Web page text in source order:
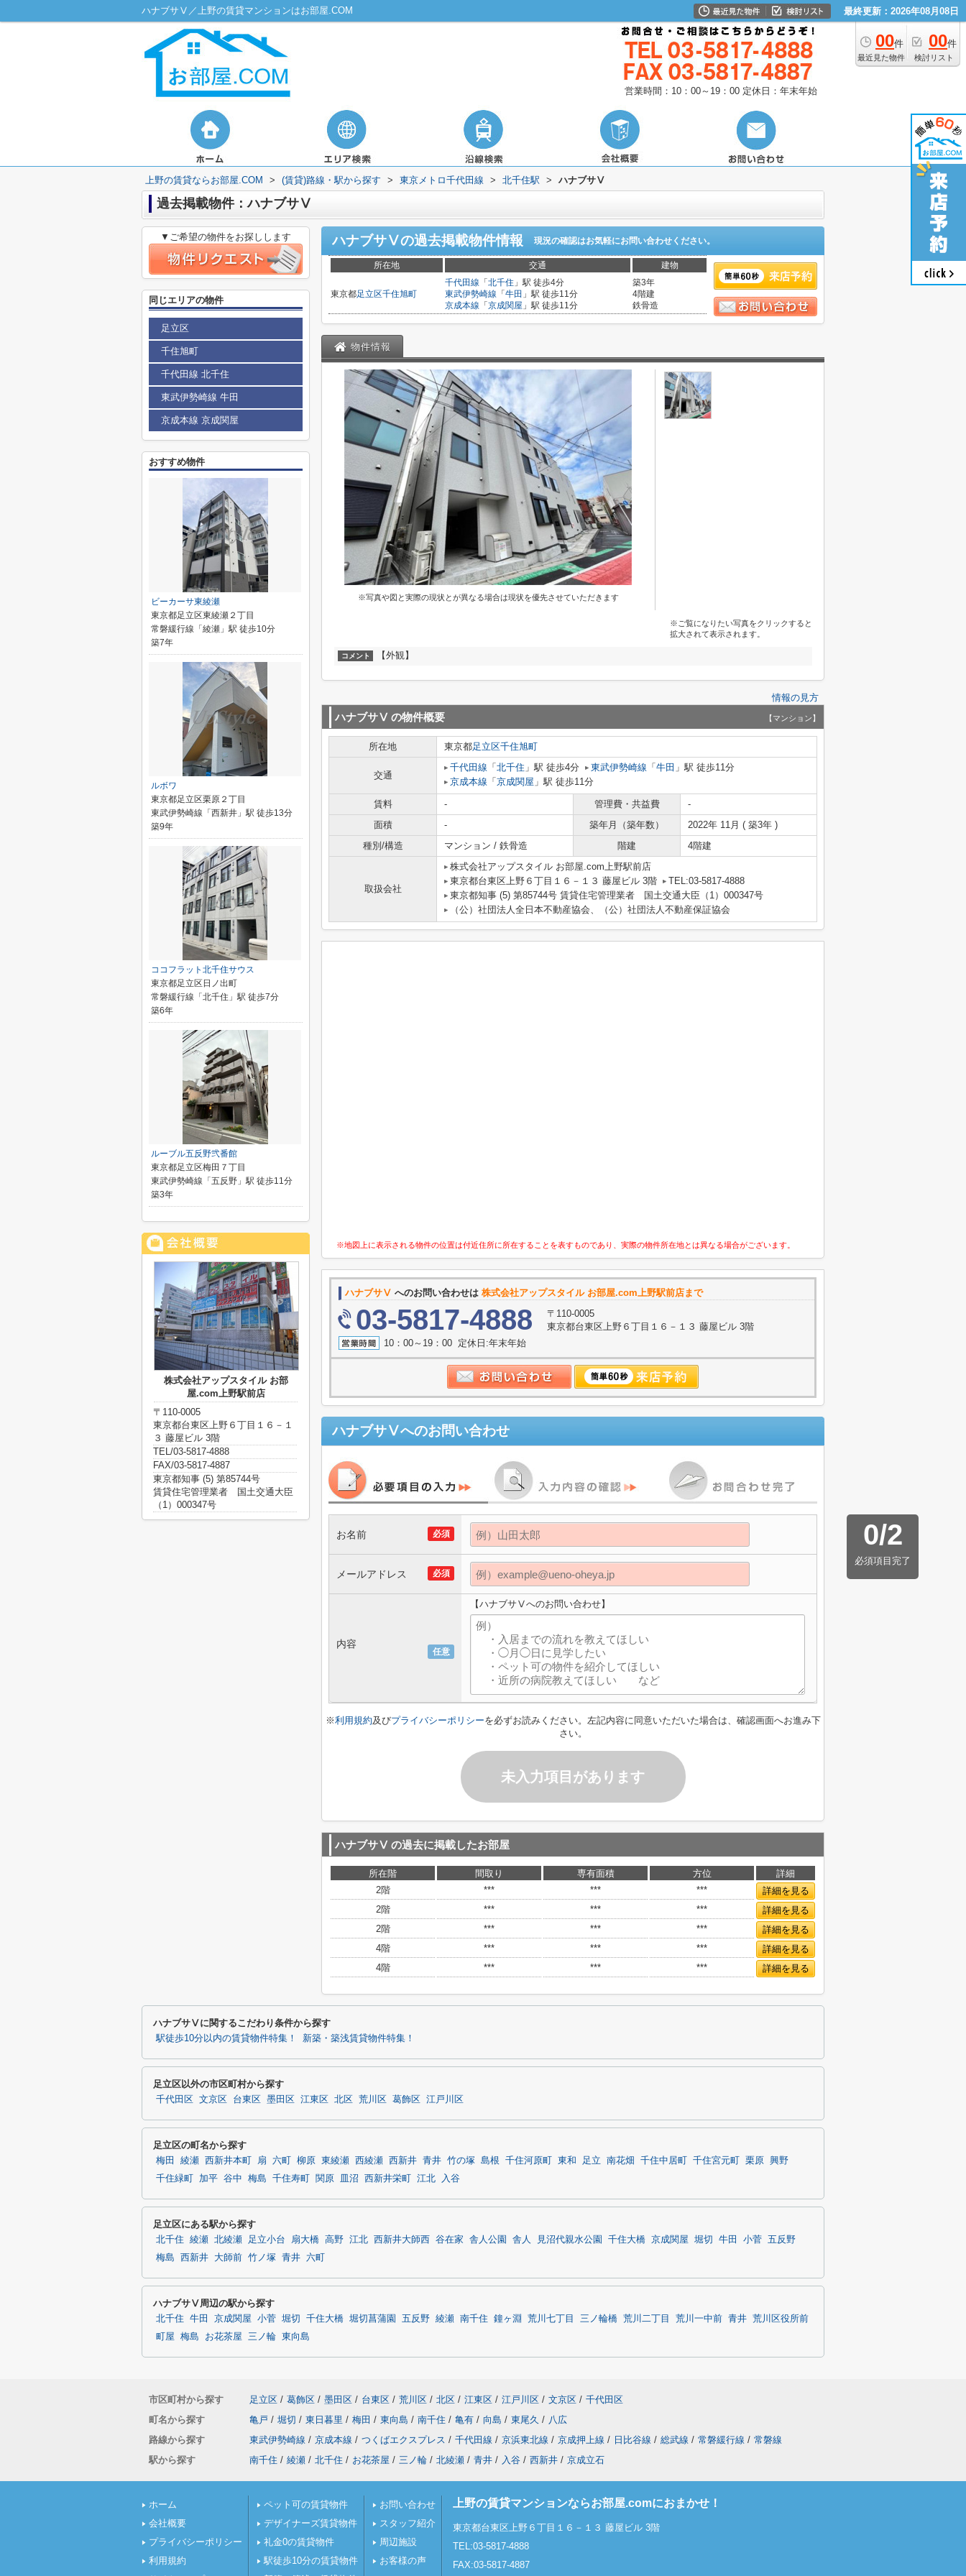
ハナブサⅤ／上野の賃貸マンションはお部屋.COM 最終更新：2026年08月08日
00件
最近見た物件
00件
検討リスト
営業時間：10：00～19：00 定休日：年末年始
上野の賃貸ならお部屋.COM > (賃貸)路線・駅から探す > 東京メトロ千代田線 > 北千住駅 > ハナブサⅤ
過去掲載物件：ハナブサⅤ
ハナブサⅤの過去掲載物件情報 現況の確認はお気軽にお問い合わせください。
所在地 交通 建物
東京都足立区千住旭町
千代田線 「 北千住 」駅 徒歩4分
東武伊勢崎線 「 牛田 」駅 徒歩11分
京成本線 「 京成関屋 」駅 徒歩11分
築3年
4階建
鉄骨造
物件情報
※写真や図と実際の現状とが異なる場合は現状を優先させていただきます
※ご覧になりたい写真をクリックすると
拡大されて表示されます。
コメント 【外観】
情報の見方
ハナブサⅤ の物件概要 【マンション】
所在地 東京都足立区千住旭町
交通
千代田線 「 北千住 」駅 徒歩4分 東武伊勢崎線 「 牛田 」駅 徒歩11分
京成本線 「 京成関屋 」駅 徒歩11分
賃料 - 管理費・共益費
-
面積
- 築年月（築年数）
2022年 11月 ( 築3年 )
種別/構造
マンション / 鉄骨造 階建 4階建
取扱会社
株式会社アップスタイル お部屋.com上野駅前店
東京都台東区上野６丁目１６－１３ 藤屋ビル 3階
TEL:03-5817-4888
東京都知事 (5) 第85744号 賃貸住宅管理業者 国土交通大臣（1）000347号
（公）社団法人全日本不動産協会、（公）社団法人不動産保証協会
※地図上に表示される物件の位置は付近住所に所在することを表すものであり、実際の物件所在地とは異なる場合がございます。
ハナブサⅤ へのお問い合わせは 株式会社アップスタイル お部屋.com上野駅前店まで
03-5817-4888
〒110-0005
東京都台東区上野６丁目１６－１３ 藤屋ビル 3階
10：00～19：00 定休日:年末年始
ハナブサⅤへのお問い合わせ
0/2
必須項目完了
必須
お名前
必須
メールアドレス
任意
内容
【ハナブサⅤへのお問い合わせ】
※利用規約及びプライバシーポリシーを必ずお読みください。左記内容に同意いただいた場合は、確認画面へお進み下
さい。
未入力項目があります
ハナブサⅤ の過去に掲載したお部屋
所在階 間取り 専有面積 方位
詳細
2階
*** *** ***
詳細を見る
2階
*** *** ***
詳細を見る
2階
*** *** ***
詳細を見る
4階
*** *** ***
詳細を見る
4階
*** *** *** 詳細を見る
▼ご希望の物件をお探しします
同じエリアの物件
足立区
千住旭町
千代田線 北千住
東武伊勢崎線 牛田
京成本線 京成関屋
おすすめ物件
ビーカーサ東綾瀬
東京都足立区東綾瀬２丁目
常磐緩行線「綾瀬」駅 徒歩10分
築7年
ルボワ
東京都足立区栗原２丁目
東武伊勢崎線「西新井」駅 徒歩13分
築9年
ココフラット北千住サウス
東京都足立区日ノ出町
常磐緩行線「北千住」駅 徒歩7分
築6年
ルーブル五反野弐番館
東京都足立区梅田７丁目
東武伊勢崎線「五反野」駅 徒歩11分
築3年
株式会社アップスタイル お部
屋.com上野駅前店
〒110-0005
東京都台東区上野６丁目１６－１
３ 藤屋ビル 3階
TEL/03-5817-4888
FAX/03-5817-4887
東京都知事 (5) 第85744号
賃貸住宅管理業者 国土交通大臣
（1）000347号
ハナブサⅤに関するこだわり条件から探す
駅徒歩10分以内の賃貸物件特集！ 新築・築浅賃貸物件特集！
足立区以外の市区町村から探す
千代田区 文京区 台東区 墨田区 江東区 北区 荒川区 葛飾区 江戸川区
足立区の町名から探す
梅田 綾瀬 西新井本町 扇 六町 柳原 東綾瀬 西綾瀬 西新井 青井 竹の塚 島根 千住河原町 東和 足立 南花畑 千住中居町 千住宮元町 栗原
興野
千住緑町
加平 谷中 梅島 千住寿町 関原 皿沼 西新井栄町 江北 入谷
足立区にある駅から探す
北千住 綾瀬 北綾瀬 足立小台 扇大橋 高野 江北 西新井大師西 谷在家 舎人公園 舎人 見沼代親水公園 千住大橋 京成関屋 堀切 牛田 小菅 五反野
梅島
西新井 大師前 竹ノ塚 青井 六町
ハナブサⅤ周辺の駅から探す
北千住 牛田 京成関屋 小菅 堀切 千住大橋 堀切菖蒲園 五反野 綾瀬 南千住 鐘ヶ淵 荒川七丁目 三ノ輪橋 荒川二丁目 荒川一中前 青井 荒川区役所前
町屋
梅島 お花茶屋 三ノ輪 東向島
市区町村から探す 足立区 / 葛飾区 / 墨田区 / 台東区 / 荒川区 / 北区 / 江東区 / 江戸川区 / 文京区 / 千代田区
町名から探す
亀戸 / 堀切 / 東日暮里 / 梅田 / 東向島 / 南千住 / 亀有 / 向島 / 東尾久 / 八広
路線から探す
東武伊勢崎線 / 京成本線 / つくばエクスプレス / 千代田線 / 京浜東北線 / 京成押上線 / 日比谷線 / 総武線 / 常磐緩行線 / 常磐線
駅から探す
南千住 / 綾瀬 / 北千住 / お花茶屋 / 三ノ輪 / 北綾瀬 / 青井 / 入谷 / 西新井 / 京成立石
ホーム
会社概要
プライバシーポリシー
利用規約
ペット可の賃貸物件
デザイナーズ賃貸物件
礼金0の賃貸物件
駅徒歩10分の賃貸物件
お問い合わせ
スタッフ紹介
周辺施設
お客様の声
上野の賃貸マンションならお部屋.comにおまかせ！
東京都台東区上野６丁目１６－１３ 藤屋ビル 3階
TEL:03-5817-4888
FAX:03-5817-4887